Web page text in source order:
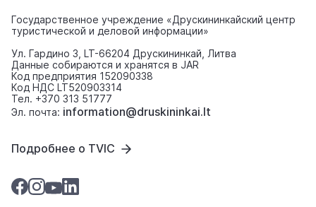
Государственное учреждение «Друскининкайский центр
туристической и деловой информации»
Ул. Гардино 3, LT-66204 Друскининкай, Литва
Данные собираются и хранятся в JAR
Код предприятия 152090338
Код НДС LT520903314
Тел. +370 313 51777
Эл. почта: information@druskininkai.lt
Подробнее о TVIC